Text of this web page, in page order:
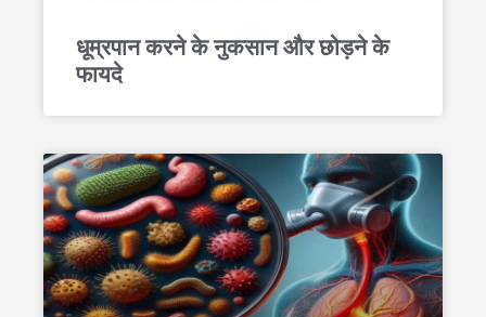
धूम्रपान करने के नुकसान और छोड़ने के
फायदे